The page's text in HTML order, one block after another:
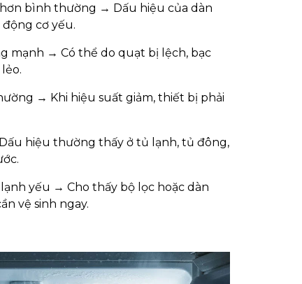
bình thường → Dấu hiệu của dàn
động cơ yếu.
mạnh → Có thể do quạt bị lệch, bạc
→ Khi hiệu suất giảm, thiết bị phải
hiệu thường thấy ở tủ lạnh, tủ đông,
yếu → Cho thấy bộ lọc hoặc dàn
vệ sinh ngay.